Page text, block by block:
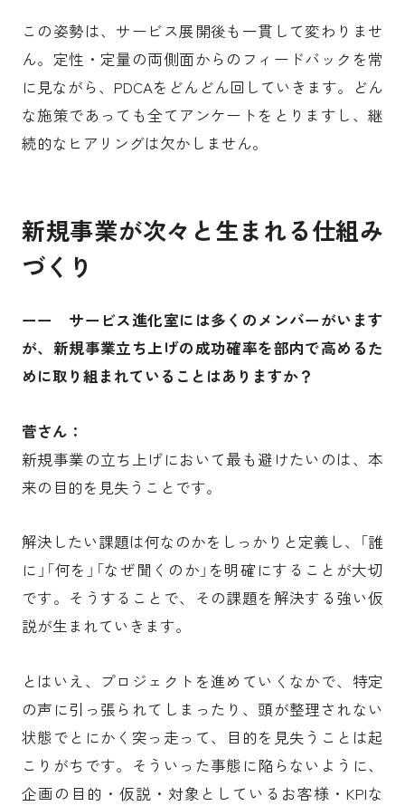
この姿勢は、サービス展開後も一貫して変わりませ
ん。定性・定量の両側面からのフィードバックを常
に見ながら、PDCAをどんどん回していきます。どん
な施策であっても全てアンケートをとりますし、継
続的なヒアリングは欠かしません。
新規事業が次々と生まれる仕組み
づくり
ーー サービス進化室には多くのメンバーがいます
が、新規事業立ち上げの成功確率を部内で高めるた
めに取り組まれていることはありますか？
菅さん：
新規事業の立ち上げにおいて最も避けたいのは、本
来の目的を見失うことです。
解決したい課題は何なのかをしっかりと定義し、「誰
に」「何を」「なぜ聞くのか」を明確にすることが大切
です。そうすることで、その課題を解決する強い仮
説が生まれていきます。
とはいえ、プロジェクトを進めていくなかで、特定
の声に引っ張られてしまったり、頭が整理されない
状態でとにかく突っ走って、目的を見失うことは起
こりがちです。そういった事態に陥らないように、
企画の目的・仮説・対象としているお客様・KPIな